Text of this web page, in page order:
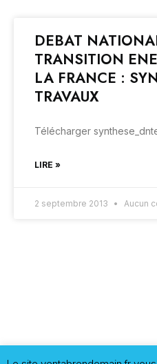
DEBAT
TRANSITION
LA FRANCE :
TRAVAUX
Télécharger
LIRE »
2 septembre 2013 Aucun